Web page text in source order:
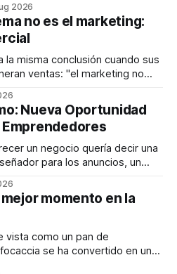
artificial y monitoreo
a las personas a tomar mejores
Su propuesta busca
2026
no es el marketing:
la misma conclusión cuando sus
ventas: "el marketing no
en otro lugar. Durante
SER PRO, el especialista en
Nueva Oportunidad
un negocio quería decir una
para los anuncios, un
supiera de publicidad digital
un vendedor para atender
suerte— una persona
momento en la
vista como un pan de
se ha convertido en uno